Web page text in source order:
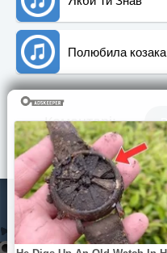
Полюбила козака
Коментарi:
© Pisni.Club 2020 -
пошту